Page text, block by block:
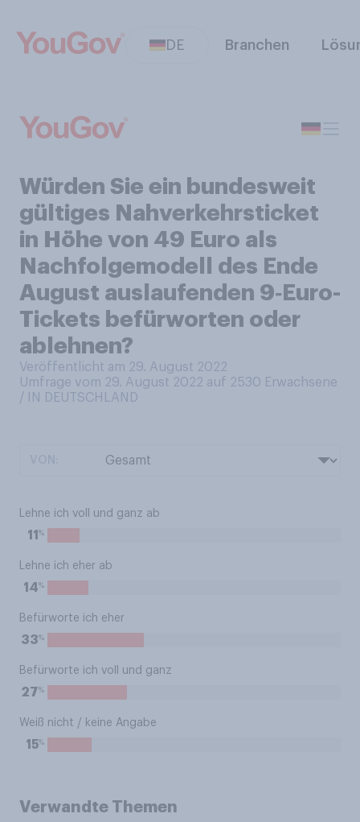
DE Branchen
Würden Sie ein bundesweit
gültiges Nahverkehrsticket
in Höhe von 49 Euro als
Nachfolgemodell des Ende
August auslaufenden 9‑Euro-
Tickets befürworten oder
ablehnen?
Veröffentlicht am 29. August 2022
Umfrage vom 29. August 2022 auf 2530 Erwachsene
/ IN DEUTSCHLAND
Lehne ich voll und ganz ab
11 %
Lehne ich eher ab
14%
Befürworte ich eher
33%
Befürworte ich voll und ganz
27%
Weiß nicht / keine Angabe
15%
Verwandte Themen